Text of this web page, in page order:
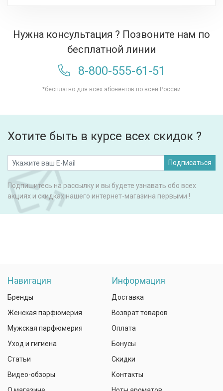
Нужна консультация ? Позвоните нам по
бесплатной линии
8-800-555-61-51
*бесплатно для всех абонентов по всей России
Хотите быть в курсе всех скидок ?
Подписаться
Подпишитесь на рассылку и вы будете узнавать обо всех
акциях и скидках нашего интернет-магазина первыми !
Навигация
Бренды
Женская парфюмерия
Мужская парфюмерия
Уход и гигиена
Статьи
Видео-обзоры
Информация
Доставка
Возврат товаров
Оплата
Бонусы
Скидки
Контакты